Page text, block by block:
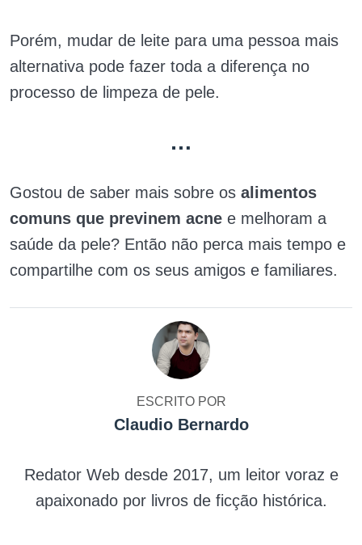
Porém, mudar de leite para uma pessoa mais
alternativa pode fazer toda a diferença no
processo de limpeza de pele.
…
Gostou de saber mais sobre os alimentos
comuns que previnem acne e melhoram a
saúde da pele? Então não perca mais tempo e
compartilhe com os seus amigos e familiares.
ESCRITO POR
Claudio Bernardo
Redator Web desde 2017, um leitor voraz e
apaixonado por livros de ficção histórica.